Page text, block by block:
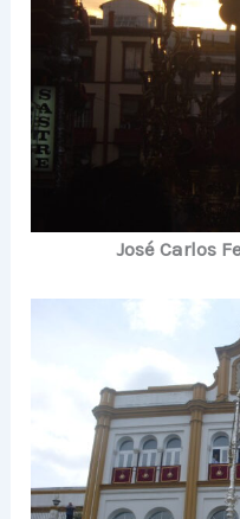
José Carlos